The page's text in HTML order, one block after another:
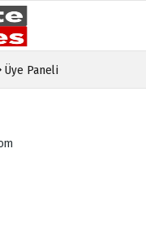
Üye Paneli